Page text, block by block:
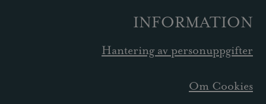
INFORMATION
Hantering av personuppgifter
Om Cookies